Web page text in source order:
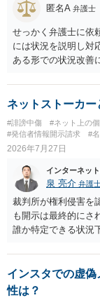
務所であるのか、そ
ですが、もし前者で
一方、後者であるな
要が出てきます。 あ
婦関係は良好なの
ないところがあり、
討するためには、公
で弁護士へ直接相談
匿名A 弁護士
せっかく弁護士に依
には状況を説明し対
ある形での状況改善
ネットストーカー
#誹謗中傷 #ネット上の
#発信者情報開示請求
#
2026年7月27日
インターネッ
泉 亮介 弁護
裁判所が権利侵害を
も開示は最終的にさ
誰か特定できる状況
いても，アカウント
たのであれば，かか
しょう。
インスタでの虚
性は？